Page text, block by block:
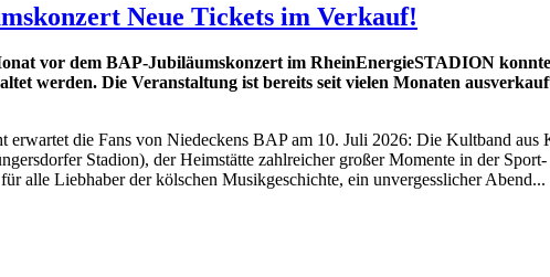
Neue Tickets im Verkauf!
vor dem BAP-Jubiläumskonzert im RheinEnergieSTADION
werden. Die Veranstaltung ist bereits seit vielen Monaten
erwartet die Fans von Niedeckens BAP am 10. Juli 2026: Die Kultband
Stadion), der Heimstätte zahlreicher großer Momente in der
alle Liebhaber der kölschen Musikgeschichte, ein unvergesslicher Abend...